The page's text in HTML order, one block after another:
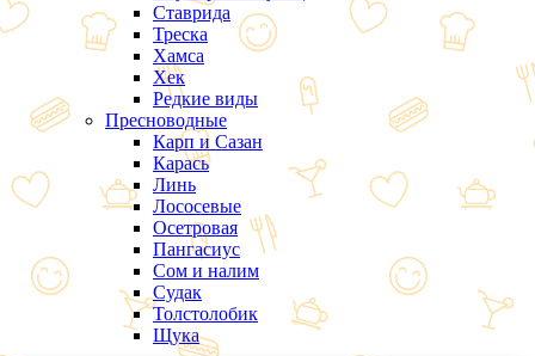
Ставрида
Треска
Хамса
Хек
Редкие виды
Пресноводные
Карп и Сазан
Карась
Линь
Лососевые
Осетровая
Пангасиус
Сом и налим
Судак
Толстолобик
Щука